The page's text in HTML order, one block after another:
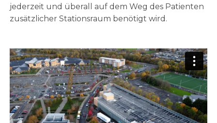
jederzeit und überall auf dem Weg des Patienten
zusätzlicher Stationsraum benötigt wird.